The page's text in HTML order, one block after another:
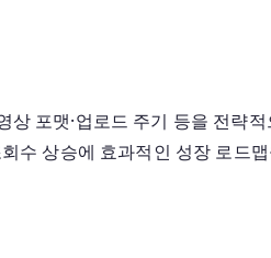
포맷·업로드 주기 등을 전략
수 상승에 효과적인 성장 로드